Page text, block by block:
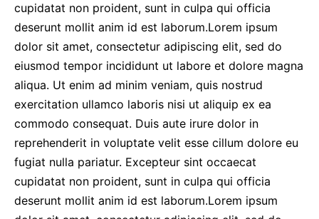
cupidatat non proident, sunt in culpa qui officia
deserunt mollit anim id est laborum.Lorem ipsum
dolor sit amet, consectetur adipiscing elit, sed do
eiusmod tempor incididunt ut labore et dolore magna
aliqua. Ut enim ad minim veniam, quis nostrud
exercitation ullamco laboris nisi ut aliquip ex ea
commodo consequat. Duis aute irure dolor in
reprehenderit in voluptate velit esse cillum dolore eu
fugiat nulla pariatur. Excepteur sint occaecat
cupidatat non proident, sunt in culpa qui officia
deserunt mollit anim id est laborum.Lorem ipsum